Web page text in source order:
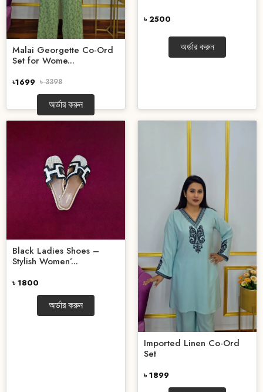
Malai Georgette Co-Ord
Set for Wome...
৳1699 ৳ 3398
অর্ডার করুন
৳ 2500
অর্ডার করুন
Black Ladies Shoes –
Stylish Women’...
৳ 1800
অর্ডার করুন
Imported Linen Co-Ord
Set
৳ 1899